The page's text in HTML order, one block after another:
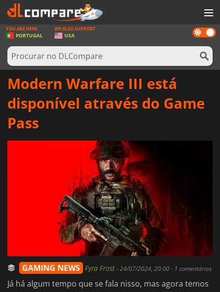
JOGOS
GAME CARDS
SOFTWARE
HARDWARE
Dark
mode
YOU ARE HERE
PORTUGAL
WE ALSO SUPPORT
USA
Modern Warfare III está
disponível através do Game
Pass
GAMING NEWS Fyra Frost-24/07/2024, 20:00- 1 comentários
Já há algum tempo que se fala nisso, mas agora temos